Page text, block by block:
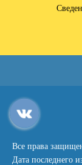
Все права
Дата последнего